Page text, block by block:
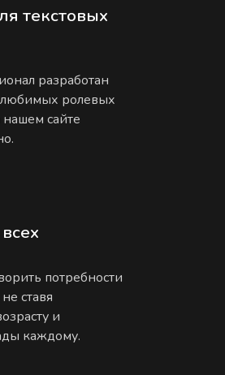
текстовых
разработан
любимых ролевых
нашем сайте
потребности
ставя
и
каждому.